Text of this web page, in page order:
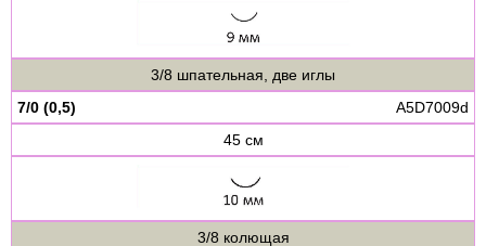
3/8 шпательная, две иглы
7/0 (0,5)
A5D7009d
45 см
3/8 колющая